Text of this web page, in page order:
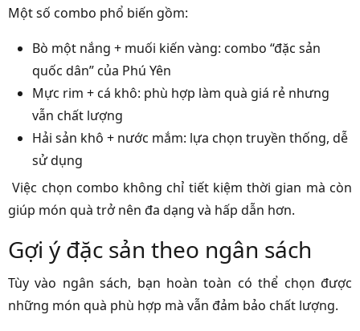
Một số combo phổ biến gồm:
Bò một nắng + muối kiến vàng: combo “đặc sản
quốc dân” của Phú Yên
Mực rim + cá khô: phù hợp làm quà giá rẻ nhưng
vẫn chất lượng
Hải sản khô + nước mắm: lựa chọn truyền thống, dễ
sử dụng
Việc chọn combo không chỉ tiết kiệm thời gian mà còn
giúp món quà trở nên đa dạng và hấp dẫn hơn.
Gợi ý đặc sản theo ngân sách
Tùy vào ngân sách, bạn hoàn toàn có thể chọn được
những món quà phù hợp mà vẫn đảm bảo chất lượng.